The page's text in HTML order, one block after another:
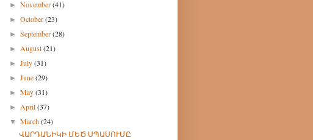
►November(41)
►October(23)
►September(28)
►August(21)
►July(31)
►June(29)
►May(31)
►April(37)
▼March(24)
ՎԱՐԴԱՆԻԿԻ ՄԵԾ ՍՊԱՍՈՒՄԸ